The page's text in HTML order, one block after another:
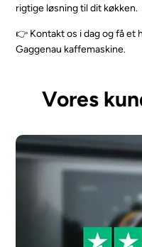
rigtige løsning til dit køkken.
👉 Kontakt os i dag og få et
Gaggenau kaffemaskine.
Vores